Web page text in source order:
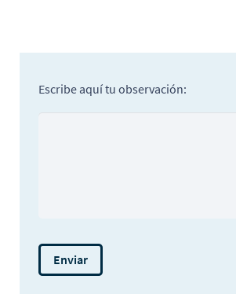
Escribe aquí tu observación: